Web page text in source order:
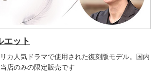
エット
カ人気ドラマで使用された復刻版モデル。国内
店のみの限定販売です